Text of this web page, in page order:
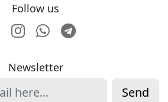
Follow us
Instagram
Whatsapp
Telegram
Newsletter
Send